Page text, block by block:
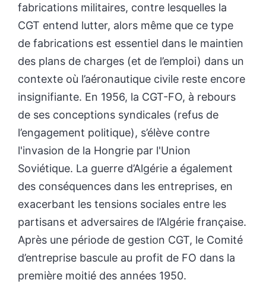
fabrications militaires, contre lesquelles la
CGT entend lutter, alors même que ce type
de fabrications est essentiel dans le maintien
des plans de charges (et de l’emploi) dans un
contexte où l’aéronautique civile reste encore
insignifiante. En 1956, la CGT-FO, à rebours
de ses conceptions syndicales (refus de
l’engagement politique), s’élève contre
l'invasion de la Hongrie par l'Union
Soviétique. La guerre d’Algérie a également
des conséquences dans les entreprises, en
exacerbant les tensions sociales entre les
partisans et adversaires de l’Algérie française.
Après une période de gestion CGT, le Comité
d’entreprise bascule au profit de FO dans la
première moitié des années 1950.